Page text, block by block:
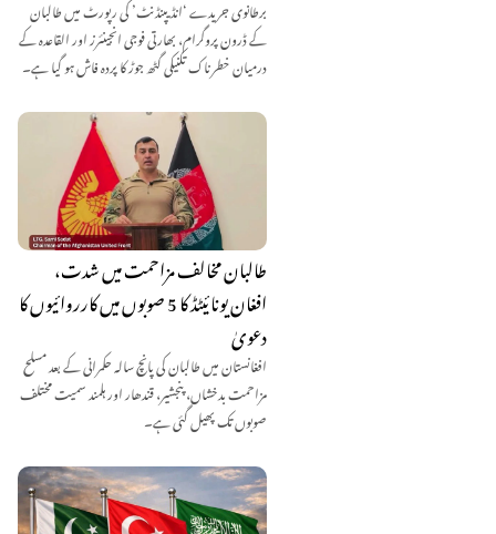
برطانوی جریدے ‘انڈیپنڈنٹ’ کی رپورٹ میں طالبان
کے ڈرون پروگرام، بھارتی فوجی انجینئرز اور القاعدہ کے
درمیان خطرناک تکنیکی گٹھ جوڑ کا پردہ فاش ہو گیا ہے۔
طالبان مخالف مزاحمت میں شدت،
افغان یونائیٹڈ کا 5 صوبوں میں کارروائیوں کا
دعویٰ
افغانستان میں طالبان کی پانچ سالہ حکمرانی کے بعد مسلح
مزاحمت بدخشاں، پنجشیر، قندھار اور ہلمند سمیت مختلف
صوبوں تک پھیل گئی ہے۔